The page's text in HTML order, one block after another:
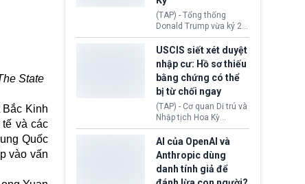
State
Bắc Kinh
và các
Quốc
vào vấn
tảng mạng xã hội
(Facebook, Instagram)
thuộc công ty gây ra
cuộc khủng hoảng sức
khỏe tâm thần ở thanh
thiếu niên.
(TAP) - Tổng thống
Donald Trump vừa ký 2
sắc lệnh hành pháp mới
nhằm siết chặt chính
sách quyền công dân
theo nơi sinh. Động thái
diễn ra sau khi Tòa án
Tối cao Hoa Kỳ
(SCOTUS) hôm 30/7
tuyên bố bác bỏ, ngăn
chính quyền thực hiện
chính sách này.
USCIS siết xét duyệt
nhập cư: Hồ sơ thiếu
bằng chứng có thể
bị từ chối ngay
(TAP) - Cơ quan Di trú và
Nhập tịch Hoa Kỳ
(USCIS) vừa thay đổi quy
trình xét duyệt hồ sơ
nhập cư, trao quyền cho
viên chức từ chối ngay
những đơn không chứng
AI của OpenAI và
Anthropic dùng
danh tính giả để